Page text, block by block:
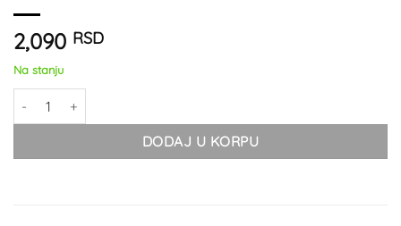
2,090 RSD
Na stanju
Luxio Pink Effects količina
DODAJ U KORPU